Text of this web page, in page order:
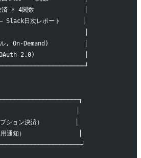
済 × 4関数              │
日次レポート      │
ル, On-Demand)          │
OAuth 2.0)              │
　　　　　　　　　    │
プション決済）         │
運用通知）               │